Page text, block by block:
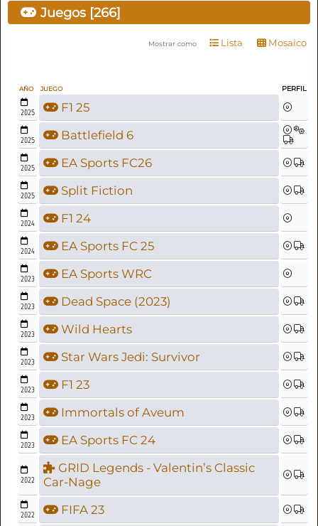
Juegos [266]
Mostrar como Lista Mosaico
AÑO JUEGO PERFIL
2025 F1 25
2025 Battlefield 6
2025 EA Sports FC26
2025 Split Fiction
2024 F1 24
2024 EA Sports FC 25
2023 EA Sports WRC
2023 Dead Space (2023)
2023 Wild Hearts
2023 Star Wars Jedi: Survivor
2023 F1 23
2023 Immortals of Aveum
2023 EA Sports FC 24
2022
GRID Legends - Valentin’s Classic
Car-Nage
2022 FIFA 23